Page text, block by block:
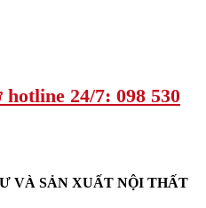
24/7: 098 530
VÀ SẢN XUẤT NỘI THẤT